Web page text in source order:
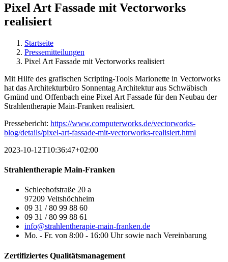
Pixel Art Fassade mit Vectorworks
realisiert
Startseite
Pressemitteilungen
Pixel Art Fassade mit Vectorworks realisiert
Mit Hilfe des grafischen Scripting-Tools Marionette in Vectorworks
hat das Architekturbüro Sonnentag Architektur aus Schwäbisch
Gmünd und Offenbach eine Pixel Art Fassade für den Neubau der
Strahlentherapie Main-Franken realisiert.
Pressebericht: https://www.computerworks.de/vectorworks-
blog/details/pixel-art-fassade-mit-vectorworks-realisiert.html
2023-10-12T10:36:47+02:00
Strahlentherapie Main-Franken
Schleehofstraße 20 a
97209 Veitshöchheim
09 31 / 80 99 88 60
09 31 / 80 99 88 61
info@strahlentherapie-main-franken.de
Mo. - Fr. von 8:00 - 16:00 Uhr sowie nach Vereinbarung
Zertifiziertes Qualitätsmanagement